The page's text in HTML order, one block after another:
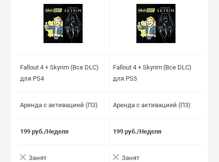
Fallout 4 + Skyrim (Все DLC)
для PS4
Аренда с активацией (П3)
199 руб./Неделя
Занят
Fallout 4 + Skyrim (Все DLC)
для PS5
Аренда с активацией (П3)
199 руб./Неделя
Занят